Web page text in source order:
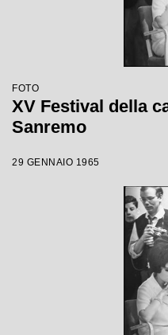
FOTO
XV Festival della
Sanremo
29 GENNAIO 1965